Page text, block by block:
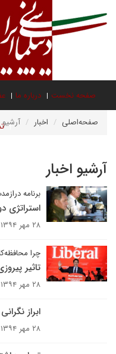
صفحه نخست درباره ما
صفحه‌اصلی اخبار آرشیو
آرشیو اخبار
برنامه
۲۸ مهر ۱۳۹۴
چرا
تاثیر
۲۸ مهر ۱۳۹۴
ابراز
۲۸ مهر ۱۳۹۴